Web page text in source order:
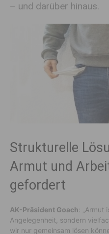
– und darüber hinaus.
Strukturelle
Armut und
gefordert
AK-Präsident Goach: „Armut
Angelegenheit, sondern
wir nur gemeinsam lösen